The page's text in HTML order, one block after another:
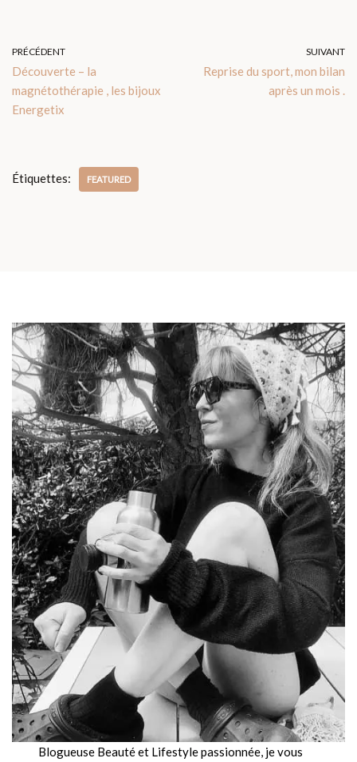
PRÉCÉDENT
Découverte – la
magnétothérapie , les bijoux
Energetix
SUIVANT
Reprise du sport, mon bilan
après un mois .
Étiquettes: FEATURED
Blogueuse Beauté et Lifestyle passionnée, je vous